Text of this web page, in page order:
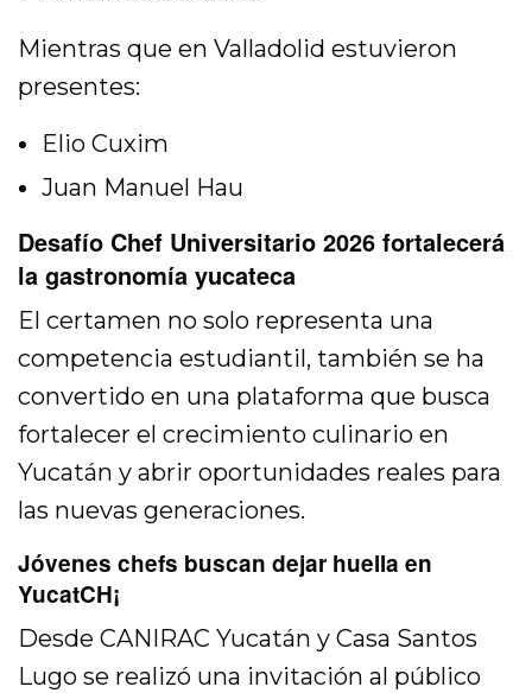
Mientras que en Valladolid estuvieron
presentes:
Elio Cuxim
Juan Manuel Hau
Desafío Chef Universitario 2026 fortalecerá
la gastronomía yucateca
El certamen no solo representa una
competencia estudiantil, también se ha
convertido en una plataforma que busca
fortalecer el crecimiento culinario en
Yucatán y abrir oportunidades reales para
las nuevas generaciones.
Jóvenes chefs buscan dejar huella en
YucatCH¡
Desde CANIRAC Yucatán y Casa Santos
Lugo se realizó una invitación al público